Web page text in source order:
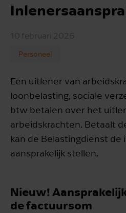
10 februari 2026
Personeel
Een uitlener van
loonbelasting, sociale
btw betalen over het
arbeidskrachten. Betaalt
kan de Belastingdienst
aansprakelijk stellen.
Nieuw!
de factuursom